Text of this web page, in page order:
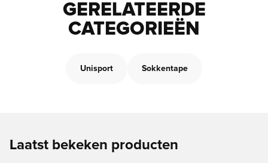
GERELATEERDE
CATEGORIEËN
Unisport Sokkentape
Laatst bekeken producten